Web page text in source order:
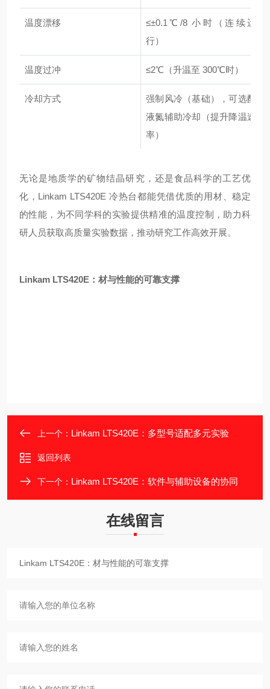
温度漂移
≤±0.1℃/8 小时（连续运
行）
温度过冲 ≤2℃（升温至 300℃时）
冷却方式
强制风冷（基础），可选配
液氮辅助冷却（提升降温速
率）
无论是地质学的矿物结晶研究，还是食品科学的工艺优
化，Linkam LTS420E 冷热台都能凭借优质的用材、稳定
的性能，为不同学科的实验提供精准的温度控制，助力科
研人员获取高质量实验数据，推动研究工作高效开展。
Linkam LTS420E：材与性能的可靠支撑
上一个： Linkam LTS420E：多型号适配多元实验
返回列表
下一个： Linkam LTS420E：软件与辅助设备的协同
在线留言